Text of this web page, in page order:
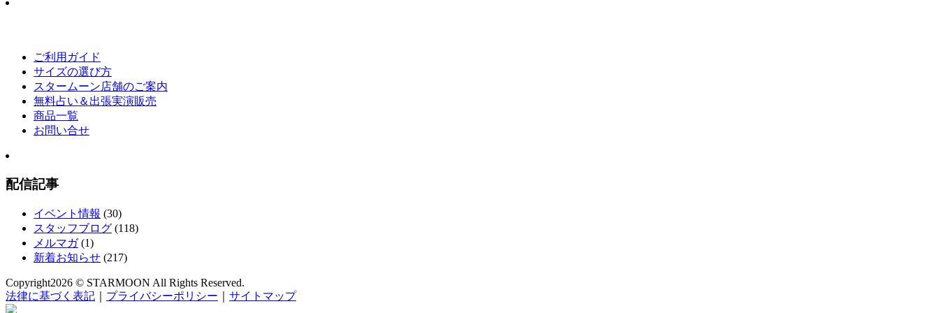
ご利用ガイド
サイズの選び方
スタームーン店舗のご案内
無料占い＆出張実演販売
商品一覧
お問い合せ
配信記事
イベント情報 (30)
スタッフブログ (118)
メルマガ(1)
新着お知らせ (217)
Copyright2026 © STARMOON All Rights Reserved.
法律に基づく表記
プライバシーポリシー サイトマップ